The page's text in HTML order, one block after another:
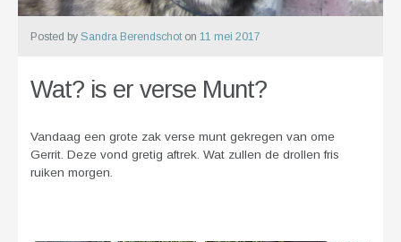
Posted by Sandra Berendschoton 11 mei 2017
Wat? is er verse Munt?
Vandaag een grote zak verse munt gekregen van ome
Gerrit. Deze vond gretig aftrek. Wat zullen de drollen fris
ruiken morgen.